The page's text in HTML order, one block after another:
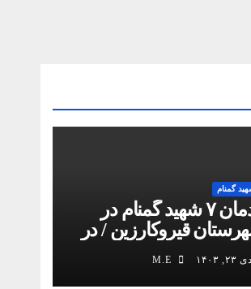
گمنام
یادمان ۷ شهید گمنام در
قیروکارزین / در
دی ۲۳, ۱۴۰۳